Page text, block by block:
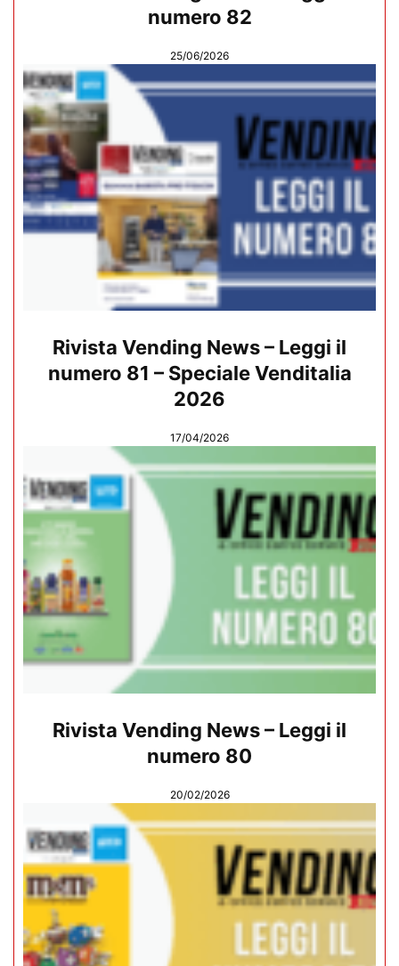
numero 82
25/06/2026
Rivista Vending News – Leggi il
numero 81 – Speciale Venditalia
2026
17/04/2026
Rivista Vending News – Leggi il
numero 80
20/02/2026